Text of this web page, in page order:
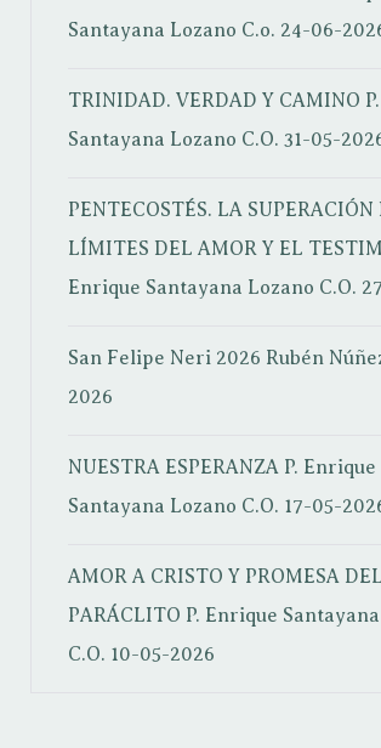
Santayana Lozano C.o. 24-06-
TRINIDAD. VERDAD Y CAMINO
Santayana Lozano C.O.31-05-
PENTECOSTÉS. LA SUPERACIÓN
LÍMITES DEL AMOR Y EL
Enrique Santayana Lozano C.O.
San Felipe Neri 2026 Rubén
2026
NUESTRA ESPERANZA P. Enrique
Santayana Lozano C.O. 17-05-
AMOR A CRISTO Y PROMESA DEL
PARÁCLITO P. Enrique
C.O. 10-05-2026